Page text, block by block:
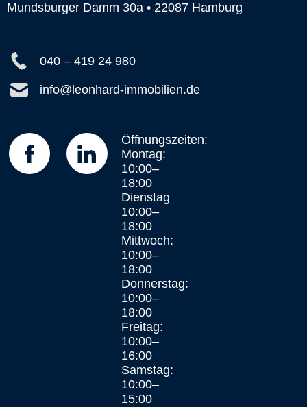
Mundsburger Damm 30a • 22087 Hamburg
040 – 419 24 980
info@leonhard-immobilien.de
Öffnungszeiten:
Montag:
10:00–
18:00
Dienstag
10:00–
18:00
Mittwoch:
10:00–
18:00
Donnerstag:
10:00–
18:00
Freitag:
10:00–
16:00
Samstag:
10:00–
15:00SEHR GUT